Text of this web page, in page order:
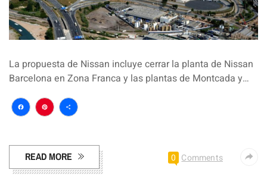
La propuesta de Nissan incluye cerrar la planta de Nissan
Barcelona en Zona Franca y las plantas de Montcada y…
Facebook
Pinterest
Compartir
READ MORE 0 Comments